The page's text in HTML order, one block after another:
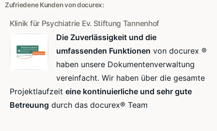
Zufriedene Kunden von docurex:
Klinik für Psychiatrie Ev. Stiftung Tannenhof
Die Zuverlässigkeit und die
umfassenden Funktionen von docurex ®
haben unsere Dokumentenverwaltung
vereinfacht. Wir haben über die gesamte
Projektlaufzeit eine kontinuierliche und sehr gute
Betreuung durch das docurex® Team